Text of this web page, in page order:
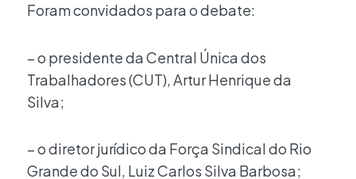
Foram convidados para o debate:
– o presidente da Central Única dos
Trabalhadores (CUT), Artur Henrique da
Silva;
– o diretor jurídico da Força Sindical do Rio
Grande do Sul, Luiz Carlos Silva Barbosa;